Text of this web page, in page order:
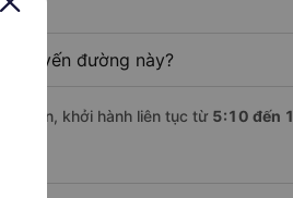
tuyến đường này?
tuyến, khởi hành liên tục từ 5:10 đến